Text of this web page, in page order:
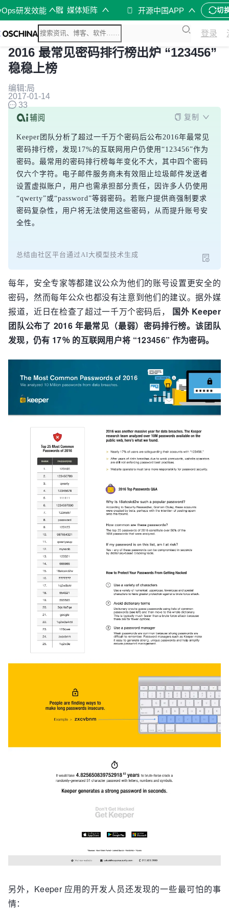
研发效能 媒体矩阵 开源中国APP 切
登录
2016 最常见密码排行榜出炉 “123456”
稳稳上榜
编辑:局
2017-01-14
33
复制
Keeper团队分析了超过一千万个密码后公布2016年最常见
密码排行榜，发现17%的互联网用户仍使用“123456”作为
密码。最常用的密码排行榜每年变化不大，其中四个密码
仅六个字符。电子邮件服务商未有效阻止垃圾邮件发送者
设置虚拟账户，用户也需承担部分责任，因许多人仍使用
“qwerty”或“password”等弱密码。若账户提供商强制要求
密码复杂性，用户将无法使用这些密码，从而提升账号安
全性。
总结由社区平台通过AI大模型技术生成
每年，安全专家等都建议公众为他们的账号设置更安全的
密码，然而每年公众也都没有注意到他们的建议。据外媒
报道，近日在检查了超过一千万个密码后，
国外 Keeper
团队公布了 2016 年最常见（最弱）密码排行榜。该团队
发现，仍有 17％ 的互联网用户将 “123456” 作为密码。
另外，Keeper 应用的开发人员还发现的一些最可怕的事
情：